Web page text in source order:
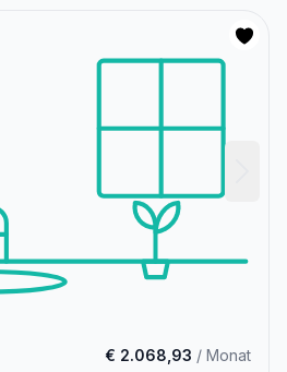
€ 2.068,93 / Monat